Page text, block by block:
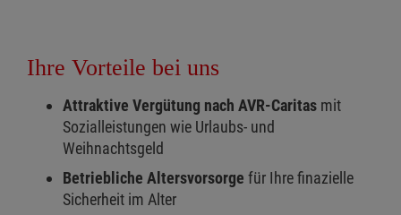
Ihre Vorteile bei uns
Attraktive Vergütung nach AVR-Caritas mit
Sozialleistungen wie Urlaubs- und
Weihnachtsgeld
Betriebliche Altersvorsorge für Ihre finazielle
Sicherheit im Alter